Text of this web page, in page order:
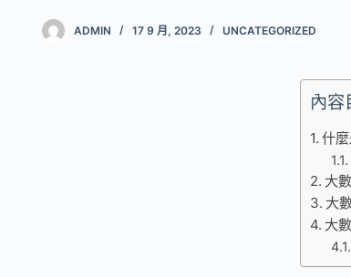
ADMIN 17 9 月, 2023 UNCATEGORIZED
內容
什
大
大
大